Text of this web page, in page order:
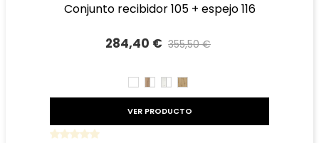
conjunto recibidor 105 + espejo 116
284,40 € 355,50 €
BLANCO
ROBLE
TIBETROBLE
VER PRODUCTO